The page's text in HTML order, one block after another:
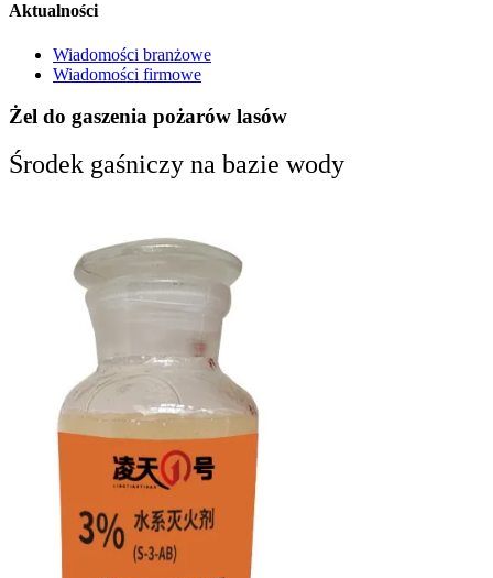
Aktualności
Wiadomości branżowe
Wiadomości firmowe
Żel do gaszenia pożarów lasów
Środek gaśniczy na bazie wody